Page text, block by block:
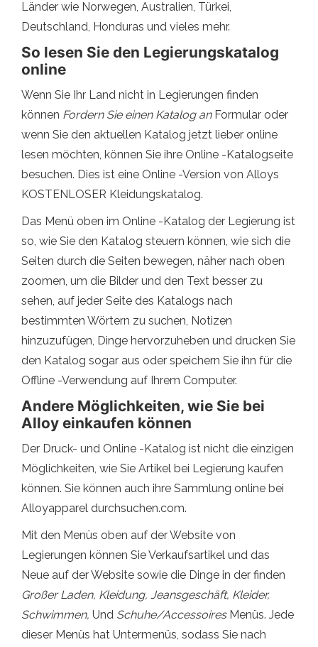
Länder wie Norwegen, Australien, Türkei,
Deutschland, Honduras und vieles mehr.
So lesen Sie den Legierungskatalog
online
Wenn Sie Ihr Land nicht in Legierungen finden
können Fordern Sie einen Katalog anFormular oder
wenn Sie den aktuellen Katalog jetzt lieber online
lesen möchten, können Sie ihre Online -Katalogseite
besuchen. Dies ist eine Online -Version von Alloys
KOSTENLOSER Kleidungskatalog.
Das Menü oben im Online -Katalog der Legierung ist
so, wie Sie den Katalog steuern können, wie sich die
Seiten durch die Seiten bewegen, näher nach oben
zoomen, um die Bilder und den Text besser zu
sehen, auf jeder Seite des Katalogs nach
bestimmten Wörtern zu suchen, Notizen
hinzuzufügen, Dinge hervorzuheben und drucken Sie
den Katalog sogar aus oder speichern Sie ihn für die
Offline -Verwendung auf Ihrem Computer.
Andere Möglichkeiten, wie Sie bei
Alloy einkaufen können
Der Druck- und Online -Katalog ist nicht die einzigen
Möglichkeiten, wie Sie Artikel bei Legierung kaufen
können. Sie können auch ihre Sammlung online bei
Alloyapparel durchsuchen.com.
Mit den Menüs oben auf der Website von
Legierungen können Sie Verkaufsartikel und das
Neue auf der Website sowie die Dinge in der finden
Großer Laden, Kleidung, Jeansgeschäft, Kleider,
Schwimmen, Und Schuhe/AccessoiresMenüs. Jede
dieser Menüs hat Untermenüs, sodass Sie nach